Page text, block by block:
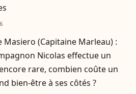
Masiero (Capitaine Marleau) :
Nicolas effectue un
rare, combien coûte un
bien-être à ses côtés ?